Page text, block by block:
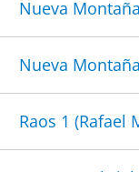
Nueva
Nueva
Raos 1 (Rafael